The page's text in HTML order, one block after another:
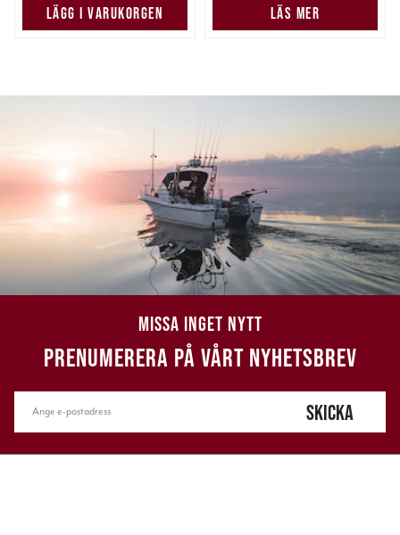
LÄGG I VARUKORGEN LÄS MER
MISSA INGET NYTT
PRENUMERERA PÅ VÅRT NYHETSBREV
SKICKA